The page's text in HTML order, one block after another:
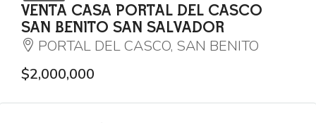
VENTA CASA PORTAL DEL CASCO
SAN BENITO SAN SALVADOR
PORTAL DEL CASCO, SAN BENITO
$2,000,000